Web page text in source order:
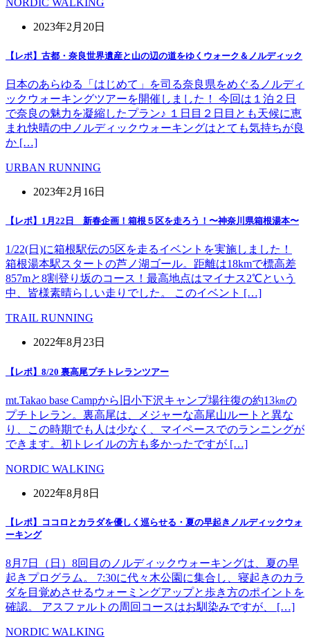
2023年2月20日
【レポ】古都・奈良世界遺産と山の辺の道をゆくウォーク＆ノルディック
日本のあらゆる「はじめて」を司る奈良県をめぐるノルディ
ックウォーキングツアーを開催しました！ 今回は１泊２日
で奈良の魅力を凝縮したプラン♪ １日目２日目とも天候に恵
まれ快晴の中ノルディックウォーキングはとても気持ちが良
か […]
URBAN RUNNING
2023年2月16日
【レポ】1月22日 新春企画！箱根５区を走ろう！〜神奈川県箱根湯本〜
1/22(日)に箱根駅伝の5区を走るイベントを実施しました！
箱根湯本駅スタートの芦ノ湖ゴール。距離は18kmで標高差
857mと8割登り坂のコース！最高地点はマイナス2℃という
中、皆様素晴らしい走りでした。 このイベント […]
TRAIL RUNNING
2022年8月23日
【レポ】8/20 裏高尾プチトレランツアー
mt.Takao base Campから旧小下沢キャンプ場往復の約13㎞の
プチトレラン。裏高尾は、メジャーな高尾山ルートと異な
り、この時期でも人は少なく、マイペースでのランニングが
できます。初トレイルの方も多かったですが […]
NORDIC WALKING
2022年8月8日
【レポ】ココロとカラダを優しく巡らせる・夏の早起きノルディックウォ
ーキング
8月7日（日）8回目のノルディックウォーキングは、夏の早
起きプログラム。 7:30に代々木公園に集合し、寝起きのカラ
ダを目覚めさせるウォーミングアップと歩き方のポイントを
確認。 アスファルトの周回コースはお馴染みですが、 […]
NORDIC WALKING